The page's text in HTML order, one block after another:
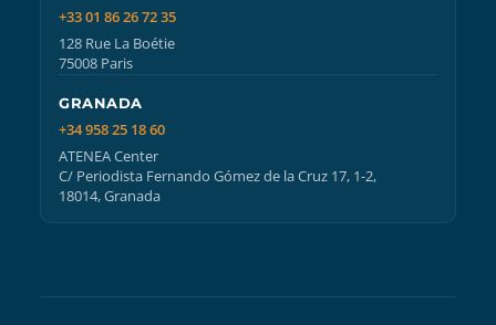
+33 01 86 26 72 35
128 Rue La Boétie
75008 Paris
GRANADA
+34 958 25 18 60
ATENEA Center
C/ Periodista Fernando Gómez de la Cruz 17, 1-2,
18014, Granada